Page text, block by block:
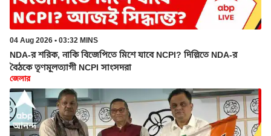
04 Aug 2026 • 03:32 MINS
NDA-র শরিক, নাকি বিজেপিতে মিশে যাবে NCPI? দিল্লিতে NDA-র
বৈঠকে তৃণমূলত্যাগী NCPI সাংসদরা
জেলার